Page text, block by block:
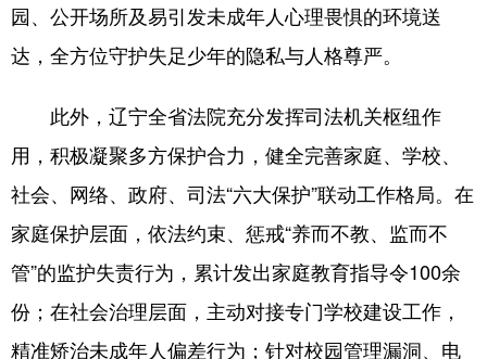
园、公开场所及易引发未成年人心理畏惧的环境送
达，全方位守护失足少年的隐私与人格尊严。
此外，辽宁全省法院充分发挥司法机关枢纽作
用，积极凝聚多方保护合力，健全完善家庭、学校、
社会、网络、政府、司法“六大保护”联动工作格局。在
家庭保护层面，依法约束、惩戒“养而不教、监而不
管”的监护失责行为，累计发出家庭教育指导令100余
份；在社会治理层面，主动对接专门学校建设工作，
精准矫治未成年人偏差行为；针对校园管理漏洞、电